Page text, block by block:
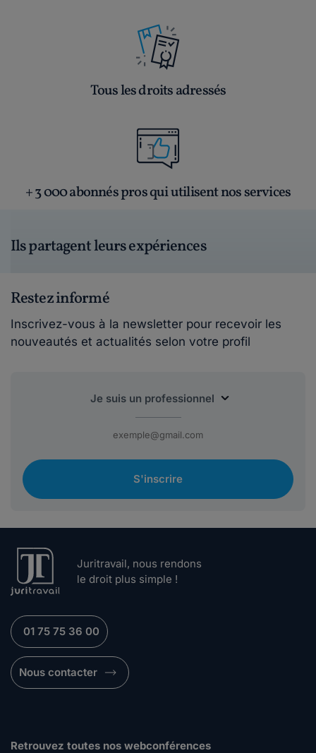
Tous les droits adressés
+ 3 000 abonnés pros qui utilisent nos services
Ils partagent leurs expériences
Restez informé
Inscrivez-vous à la newsletter pour recevoir les
nouveautés et actualités selon votre profil
S'inscrire
Juritravail, nous rendons
le droit plus simple !
01 75 75 36 00
Nous contacter
Retrouvez toutes nos webconférences